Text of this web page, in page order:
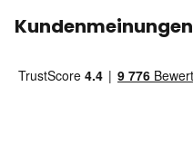
Kundenmeinungen